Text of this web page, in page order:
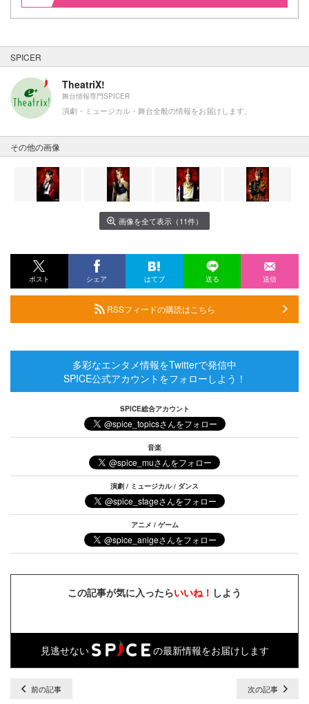
SPICER
TheatriX!
舞台情報専門SPICER
演劇・ミュージカル・舞台全般の情報をお届けします。
その他の画像
画像を全て表示（11件）
ポスト シェア はてブ 送る 送信
RSSフィードの購読はこちら
多彩なエンタメ情報をTwitterで発信中
SPICE公式アカウントをフォローしよう！
SPICE総合アカウント
音楽
演劇 / ミュージカル / ダンス
アニメ / ゲーム
この記事が気に入ったらいいね！ しよう
見逃せない の最新情報をお届けします
前の記事 次の記事